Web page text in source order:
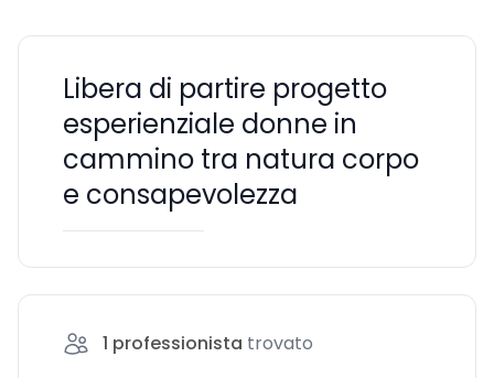
Libera di partire progetto
esperienziale donne in
cammino tra natura corpo
e consapevolezza
1 professionista trovato